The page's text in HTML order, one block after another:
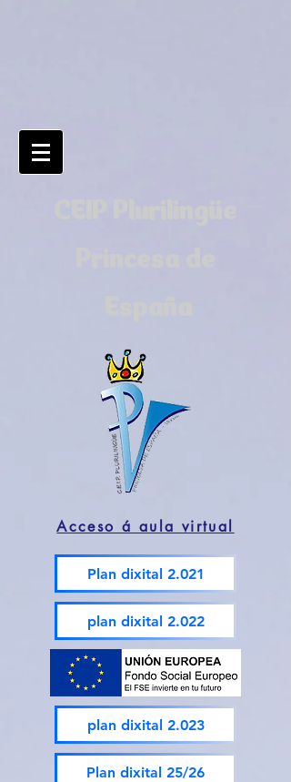
Acceso á aula virtual
Plan dixital 2.021
plan dixital 2.022
plan dixital 2.023
Plan dixital 25/26